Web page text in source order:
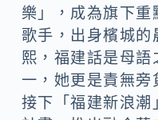
樂」，成為旗下重
歌手，出身檳城的
熙，福建話是母語
一，她更是責無旁
接下「福建新浪潮